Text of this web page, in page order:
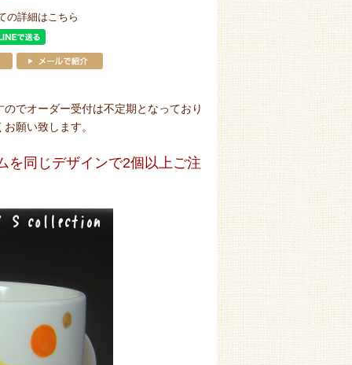
の詳細はこちら
でオーダー受付は不定期となっており
願い致します。
を同じデザインで2個以上ご注